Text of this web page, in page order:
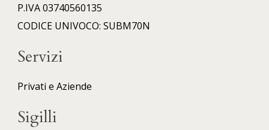
P.IVA 03740560135
CODICE UNIVOCO: SUBM70N
Servizi
Privati e Aziende
Sigilli